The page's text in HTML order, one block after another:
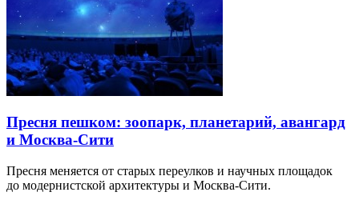
Пресня пешком: зоопарк, планетарий, авангард
и Москва-Сити
Пресня меняется от старых переулков и научных площадок
до модернистской архитектуры и Москва-Сити.